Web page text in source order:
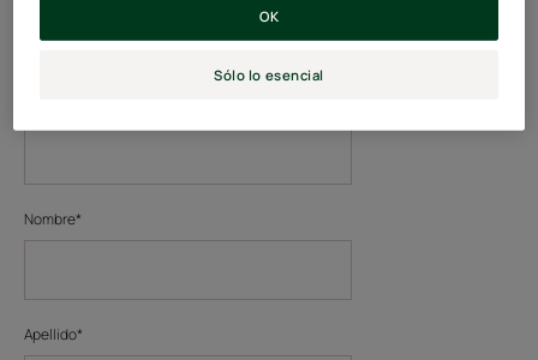
Nombre*
Apellido*
Sólo lo esencial
OK